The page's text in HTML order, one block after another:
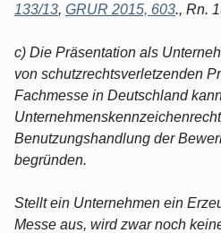
133/13, GRUR 2015, 603., Rn.
c) Die Präsentation als
von schutzrechtsverletzenden
Fachmesse in Deutschland
Benutzungshandlung der
begründen.
Stellt ein Unternehmen ein
Messe aus, wird zwar noch